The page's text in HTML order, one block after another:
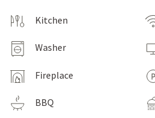
Kitchen
Washer
Fireplace
BBQ